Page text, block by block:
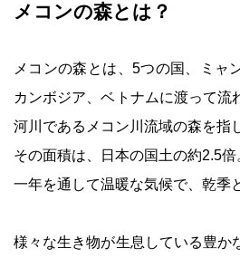
メコンの森とは？
メコンの森とは、5つの国、ミャ
カンボジア、ベトナムに渡って流
河川であるメコン川流域の森を指
その面積は、日本の国土の約2.5倍
一年を通して温暖な気候で、乾季
様々な生き物が生息している豊か